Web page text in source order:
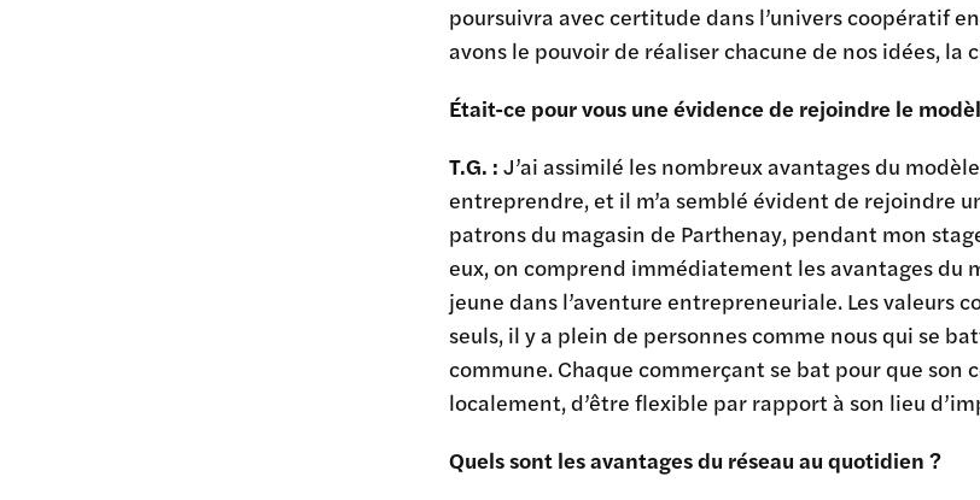
poursuivra avec certitude dans l’univers coopératif
avons le pouvoir de réaliser chacune de nos idées,
Était-ce pour vous une évidence de rejoindre le
T.G. : J’ai assimilé les nombreux avantages du
entreprendre, et il m’a semblé évident de rejoindre
patrons du magasin de Parthenay, pendant mon
eux, on comprend immédiatement les avantages du
jeune dans l’aventure entrepreneuriale. Les valeurs
seuls, il y a plein de personnes comme nous qui se
commune. Chaque commerçant se bat pour que son
localement, d’être flexible par rapport à son lieu
Quels sont les avantages du réseau au quotidien ?